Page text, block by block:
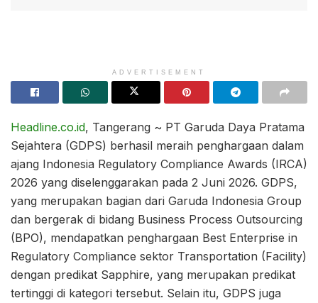
ADVERTISEMENT
Headline.co.id, Tangerang ~ PT Garuda Daya Pratama
Sejahtera (GDPS) berhasil meraih penghargaan dalam
ajang Indonesia Regulatory Compliance Awards (IRCA)
2026 yang diselenggarakan pada 2 Juni 2026. GDPS,
yang merupakan bagian dari Garuda Indonesia Group
dan bergerak di bidang Business Process Outsourcing
(BPO), mendapatkan penghargaan Best Enterprise in
Regulatory Compliance sektor Transportation (Facility)
dengan predikat Sapphire, yang merupakan predikat
tertinggi di kategori tersebut. Selain itu, GDPS juga